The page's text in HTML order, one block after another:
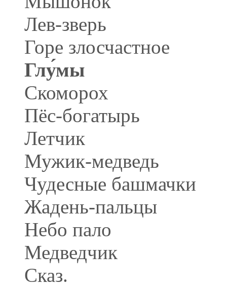
Лев-зверь
Горе злосчастное
Глу́мы
Скоморох
Пёс-богатырь
Летчик
Мужик-медведь
Чудесные башмачки
Жадень-пальцы
Небо пало
Медведчик
Сказ.